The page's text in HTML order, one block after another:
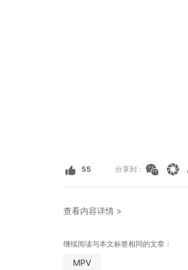
55 分享到：
查看内容详情 >
继续阅读与本文标签相同的文章：
MPV